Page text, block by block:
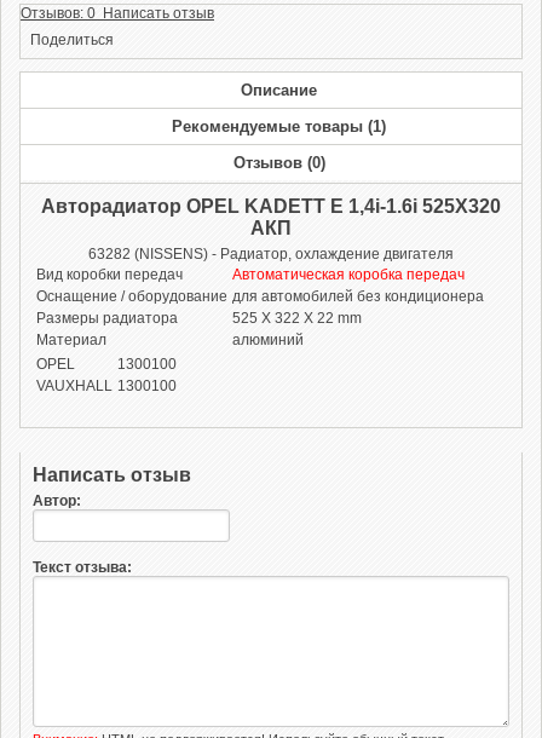
Отзывов: 0 Написать отзыв
Поделиться
Описание
Рекомендуемые товары (1)
Отзывов (0)
Авторадиатор OPEL KADETT E 1,4i-1.6i 525Х320
АКП
63282 (NISSENS) - Радиатор, охлаждение двигателя
Вид коробки передач
Автоматическая коробка передач
Оснащение / оборудование для автомобилей без кондиционера
Размеры радиатора
525 X 322 X 22 mm
Материал
алюминий
OPEL
1300100
VAUXHALL 1300100
Написать отзыв
Автор:
Текст отзыва: